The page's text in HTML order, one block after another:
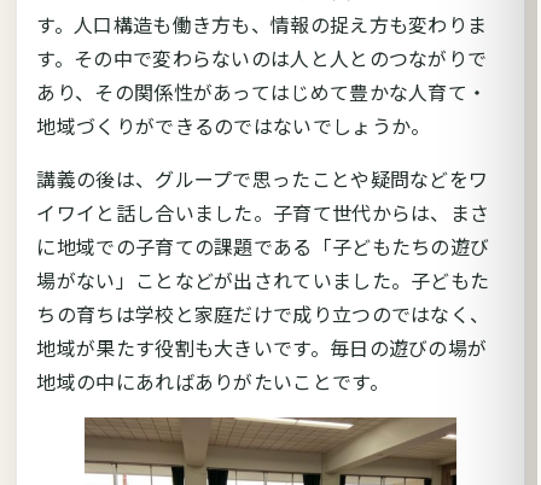
す。人口構造も働き方も、情報の捉え方も変わりま
す。その中で変わらないのは人と人とのつながりで
あり、その関係性があってはじめて豊かな人育て・
地域づくりができるのではないでしょうか。
講義の後は、グループで思ったことや疑問などをワ
イワイと話し合いました。子育て世代からは、まさ
に地域での子育ての課題である「子どもたちの遊び
場がない」ことなどが出されていました。子どもた
ちの育ちは学校と家庭だけで成り立つのではなく、
地域が果たす役割も大きいです。毎日の遊びの場が
地域の中にあればありがたいことです。